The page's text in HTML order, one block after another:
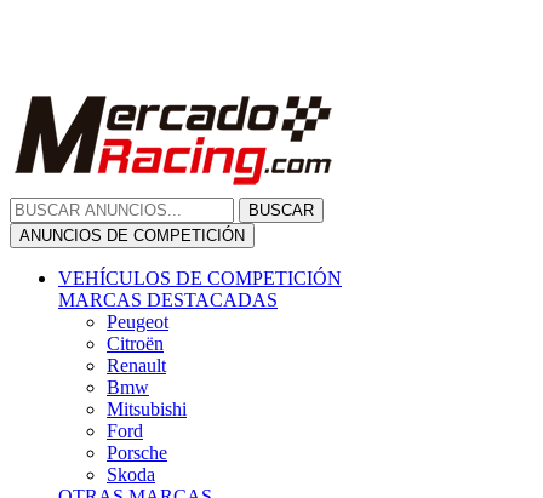
Porsche
Skoda
OTRAS MARCAS
Seat
Opel
Volkswagen
Hyundai
Fiat, Alfa Romeo, Lancia, Jeep
Toyota
Suzuki
Honda
Mini
Dacia
Audi
Otras Marcas
ANUNCIOS DE COMPRA
Compra De Coches